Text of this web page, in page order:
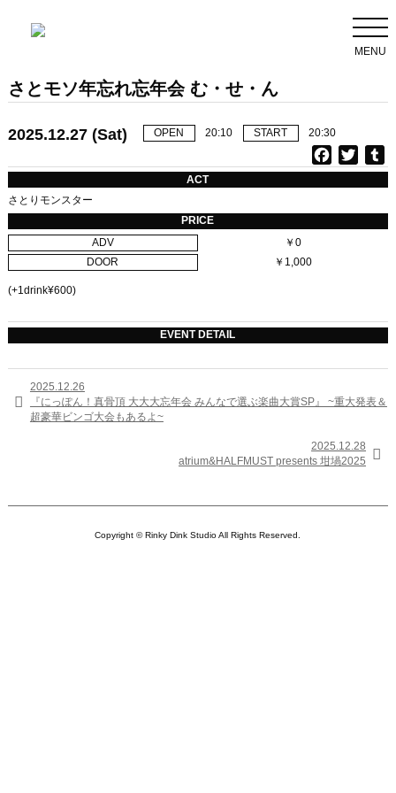
MENU
さとモソ年忘れ忘年会 む・せ・ん
2025.12.27 (Sat) OPEN 20:10 START 20:30
a
e
b
w
t
t
u
b
l
ACT
さとりモンスター
PRICE
ADV
￥0
DOOR
￥1,000
(+1drink¥600)
EVENT DETAIL

2025.12.26
『にっぽん！真骨頂 大大大忘年会 みんなで選ぶ楽曲大賞SP』 ~重大発表＆
超豪華ビンゴ大会もあるよ~
2025.12.28
atrium&HALFMUST presents 坩堝2025

Copyright © Rinky Dink Studio All Rights Reserved.